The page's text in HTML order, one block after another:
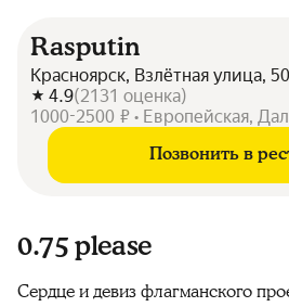
Rasputin
Красноярск, Взлётная улица,
4.9(2131 оценка)
1000-2500 ₽ • Европейская,
Позвонить в
0.75 please
Сердце и девиз флагманского